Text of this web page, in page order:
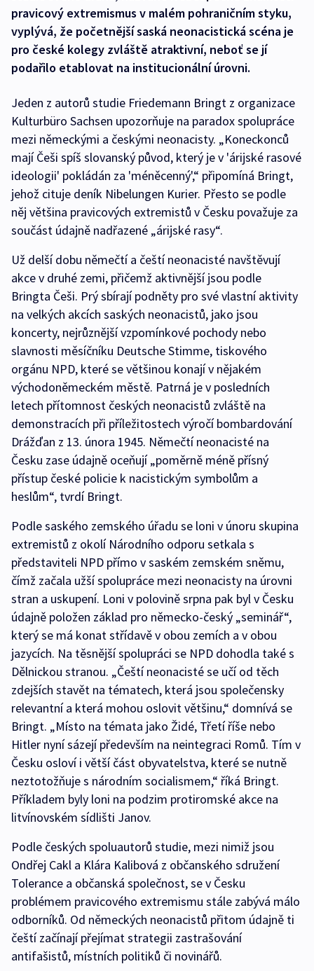
pravicový extremismus v malém pohraničním styku,
vyplývá, že početnější saská neonacistická scéna je
pro české kolegy zvláště atraktivní, neboť se jí
podařilo etablovat na institucionální úrovni.
Jeden z autorů studie Friedemann Bringt z organizace
Kulturbüro Sachsen upozorňuje na paradox spolupráce
mezi německými a českými neonacisty. „Koneckonců
mají Češi spíš slovanský původ, který je v 'árijské rasové
ideologii' pokládán za 'méněcenný',“ připomíná Bringt,
jehož cituje deník Nibelungen Kurier. Přesto se podle
něj většina pravicových extremistů v Česku považuje za
součást údajně nadřazené „árijské rasy“.
Už delší dobu němečtí a čeští neonacisté navštěvují
akce v druhé zemi, přičemž aktivnější jsou podle
Bringta Češi. Prý sbírají podněty pro své vlastní aktivity
na velkých akcích saských neonacistů, jako jsou
koncerty, nejrůznější vzpomínkové pochody nebo
slavnosti měsíčníku Deutsche Stimme, tiskového
orgánu NPD, které se většinou konají v nějakém
východoněmeckém městě. Patrná je v posledních
letech přítomnost českých neonacistů zvláště na
demonstracích při příležitostech výročí bombardování
Drážďan z 13. února 1945. Němečtí neonacisté na
Česku zase údajně oceňují „poměrně méně přísný
přístup české policie k nacistickým symbolům a
heslům“, tvrdí Bringt.
Podle saského zemského úřadu se loni v únoru skupina
extremistů z okolí Národního odporu setkala s
představiteli NPD přímo v saském zemském sněmu,
čímž začala užší spolupráce mezi neonacisty na úrovni
stran a uskupení. Loni v polovině srpna pak byl v Česku
údajně položen základ pro německo-český „seminář“,
který se má konat střídavě v obou zemích a v obou
jazycích. Na těsnější spolupráci se NPD dohodla také s
Dělnickou stranou. „Čeští neonacisté se učí od těch
zdejších stavět na tématech, která jsou společensky
relevantní a která mohou oslovit většinu,“ domnívá se
Bringt. „Místo na témata jako Židé, Třetí říše nebo
Hitler nyní sázejí především na neintegraci Romů. Tím v
Česku osloví i větší část obyvatelstva, které se nutně
neztotožňuje s národním socialismem,“ říká Bringt.
Příkladem byly loni na podzim protiromské akce na
litvínovském sídlišti Janov.
Podle českých spoluautorů studie, mezi nimiž jsou
Ondřej Cakl a Klára Kalibová z občanského sdružení
Tolerance a občanská společnost, se v Česku
problémem pravicového extremismu stále zabývá málo
odborníků. Od německých neonacistů přitom údajně ti
čeští začínají přejímat strategii zastrašování
antifašistů, místních politiků či novinářů.